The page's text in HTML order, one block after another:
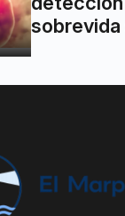
sobrevida